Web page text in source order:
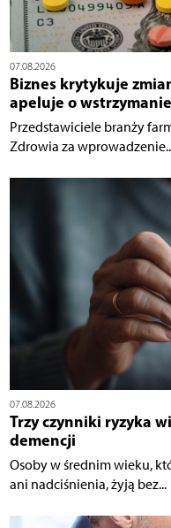
07.08.2026
Biznes krytykuje
apeluje o
Przedstawiciele branży
Zdrowia za
07.08.2026
Trzy czynniki ryzyka
demencji
Osoby w średnim wieku,
ani nadciśnienia, żyją bez...